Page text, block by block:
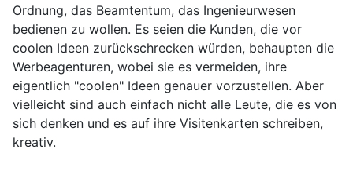
Ordnung, das Beamtentum, das Ingenieurwesen
bedienen zu wollen. Es seien die Kunden, die vor
coolen Ideen zurückschrecken würden, behaupten die
Werbeagenturen, wobei sie es vermeiden, ihre
eigentlich "coolen" Ideen genauer vorzustellen. Aber
vielleicht sind auch einfach nicht alle Leute, die es von
sich denken und es auf ihre Visitenkarten schreiben,
kreativ.